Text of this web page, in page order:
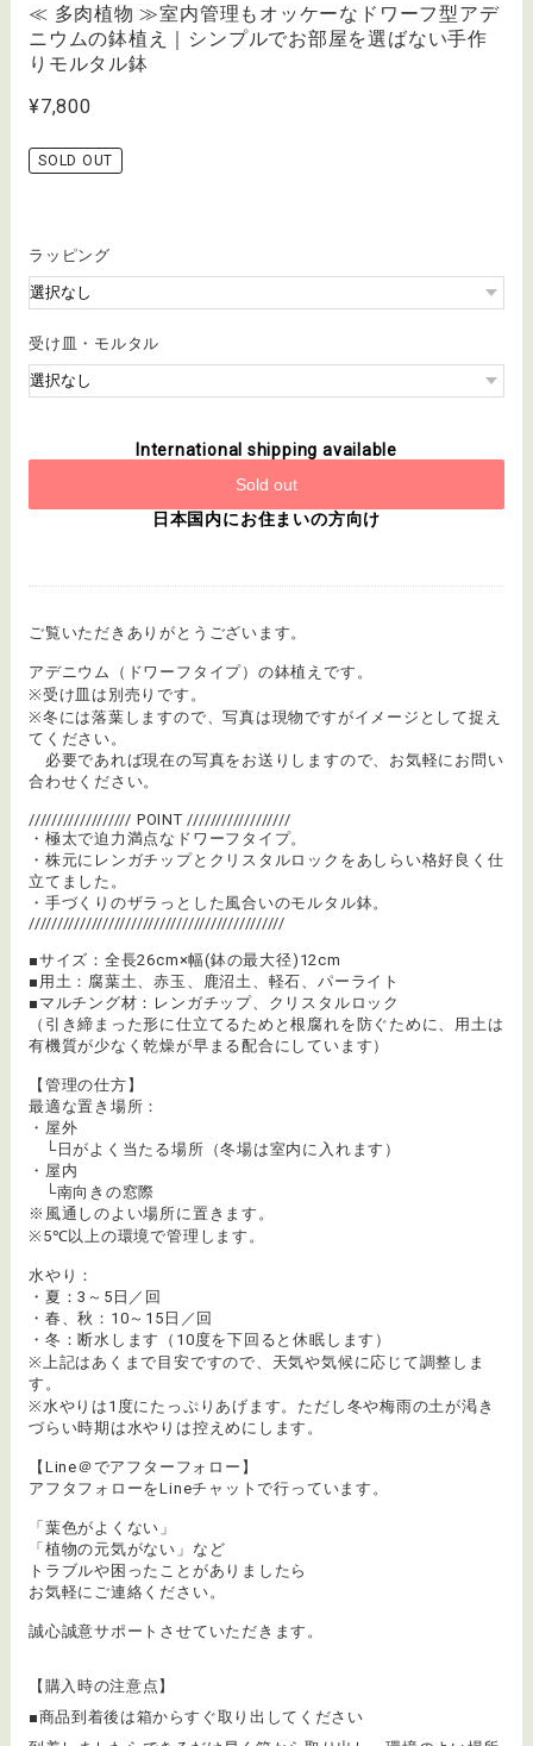
≪ 多肉植物 ≫室内管理もオッケーなドワーフ型アデ
ニウムの鉢植え｜シンプルでお部屋を選ばない手作
りモルタル鉢
¥7,800
SOLD OUT
ラッピング
受け皿・モルタル
International shipping available
Sold out
日本国内にお住まいの方向け
ご覧いただきありがとうございます。
アデニウム（ドワーフタイプ）の鉢植えです。
※受け皿は別売りです。
※冬には落葉しますので、写真は現物ですがイメージとして捉え
てください。
必要であれば現在の写真をお送りしますので、お気軽にお問い
合わせください。
////////////////// POINT //////////////////
・極太で迫力満点なドワーフタイプ。
・株元にレンガチップとクリスタルロックをあしらい格好良く仕
立てました。
・手づくりのザラっとした風合いのモルタル鉢。
/////////////////////////////////////////////
■サイズ：全長26cm×幅(鉢の最大径)12cm
■用土：腐葉土、赤玉、鹿沼土、軽石、パーライト
■マルチング材：レンガチップ、クリスタルロック
（引き締まった形に仕立てるためと根腐れを防ぐために、用土は
有機質が少なく乾燥が早まる配合にしています）
【管理の仕方】
最適な置き場所：
・屋外
└日がよく当たる場所（冬場は室内に入れます）
・屋内
└南向きの窓際
※風通しのよい場所に置きます。
※5℃以上の環境で管理します。
水やり：
・夏：3～5日／回
・春、秋：10～15日／回
・冬：断水します（10度を下回ると休眠します）
※上記はあくまで目安ですので、天気や気候に応じて調整しま
す。
※水やりは1度にたっぷりあげます。ただし冬や梅雨の土が渇き
づらい時期は水やりは控えめにします。
【Line＠でアフターフォロー】
アフタフォローをLineチャットで行っています。
「葉色がよくない」
「植物の元気がない」など
トラブルや困ったことがありましたら
お気軽にご連絡ください。
誠心誠意サポートさせていただきます。
【購入時の注意点】
■商品到着後は箱からすぐ取り出してください